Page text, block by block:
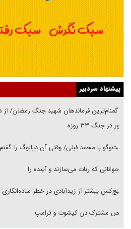
پیشنهاد سردبیر
حضور در جنگ ۳۳ روزه
گفت‌وگو با محمد فیلی/ وقتی آن دیالوگ را
نوجوانانی که ربات می‌سازند و آینده را
هیچ‌کس بیشتر از زیدآبادی در خطر
رقص مشترک دن کیشوت و ترامپ